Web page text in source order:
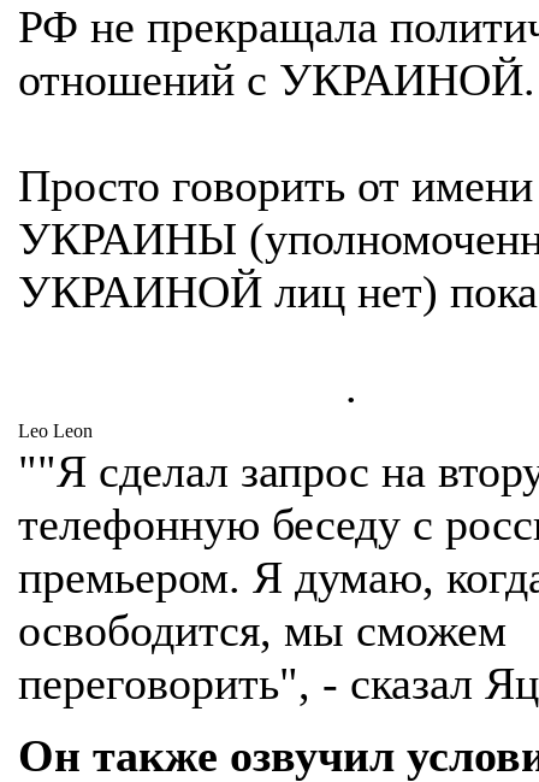
РФ не прекращала
отношений с УКРАИНОЙ.
Просто говорить от имени
УКРАИНЫ
УКРАИНОЙ лиц нет) пока
.
Leo Leon
""Я сделал запрос на
телефонную беседу с
премьером. Я думаю,
освободится, мы сможем
переговорить", - сказал
Он также озвучил